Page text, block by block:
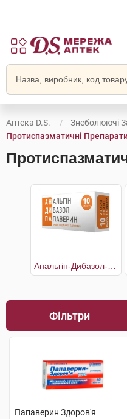
Аптека D.S.
Знеболюючі
Протиспазматичні
Фільтри
Папаверин Здоров'я